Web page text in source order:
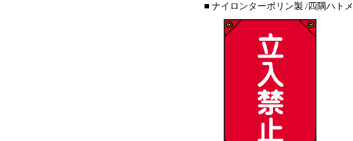
■ ナイロンターポリン製 /四隅ハトメ